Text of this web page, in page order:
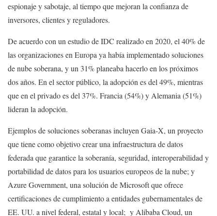
espionaje y sabotaje, al tiempo que mejoran la confianza de
inversores, clientes y reguladores.
De acuerdo con un estudio de IDC realizado en 2020, el 40% de
las organizaciones en Europa ya había implementado soluciones
de nube soberana, y un 31% planeaba hacerlo en los próximos
dos años. En el sector público, la adopción es del 49%, mientras
que en el privado es del 37%. Francia (54%) y Alemania (51%)
lideran la adopción.
Ejemplos de soluciones soberanas incluyen Gaia-X, un proyecto
que tiene como objetivo crear una infraestructura de datos
federada que garantice la soberanía, seguridad, interoperabilidad y
portabilidad de datos para los usuarios europeos de la nube; y
Azure Government, una solución de Microsoft que ofrece
certificaciones de cumplimiento a entidades gubernamentales de
EE. UU. a nivel federal, estatal y local; y Alibaba Cloud, un